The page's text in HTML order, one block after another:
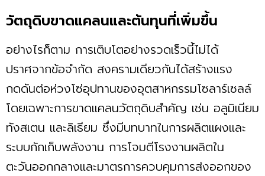
วัตถุดิบขาดแคลนและต้นทุนที่เพิ่มขึ้น
อย่างไรก็ตาม การเติบโตอย่างรวดเร็วนี้ไม่ได้
ปราศจากข้อจำกัด สงครามเดียวกันได้สร้างแรง
กดดันต่อห่วงโซ่อุปทานของอุตสาหกรรมโซลาร์เซลล์
โดยเฉพาะการขาดแคลนวัตถุดิบสำคัญ เช่น อลูมิเนียม
ทังสเตน และลิเธียม ซึ่งมีบทบาทในการผลิตแผงและ
ระบบกักเก็บพลังงาน การโจมตีโรงงานผลิตใน
ตะวันออกกลางและมาตรการควบคุมการส่งออกของ